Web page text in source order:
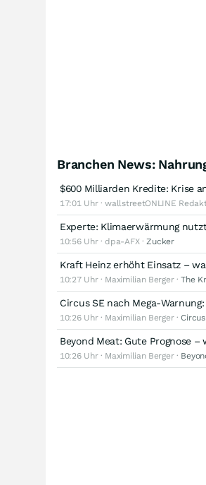
Branchen News:
$600 Milliarden Kredite: Krise
17:01 Uhr · wallstreetONLINE
Experte: Klimaerwärmung
10:56 Uhr · dpa-AFX ·Zucker
Kraft Heinz erhöht Einsatz –
10:27 Uhr · Maximilian Berger ·The
Circus SE nach Mega-
10:26 Uhr · Maximilian Berger ·Circus
Beyond Meat: Gute Prognose
10:26 Uhr · Maximilian Berger ·